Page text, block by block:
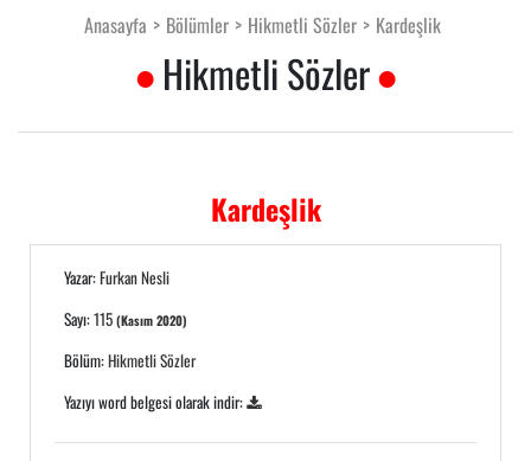
Anasayfa Bölümler Hikmetli Sözler Kardeşlik
Hikmetli Sözler
Kardeşlik
Yazar:Furkan Nesli
Sayı:115(Kasım 2020)
Bölüm:Hikmetli Sözler
Yazıyı word belgesi olarak indir: